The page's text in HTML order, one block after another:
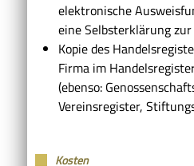
elektronische
eine Selbsterklärung
Kopie des
Firma im
(ebenso:
Vereinsregister,
Kosten